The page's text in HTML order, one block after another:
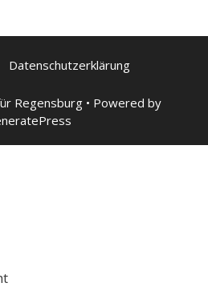
Datenschutzerklärung
Regensburg• Powered by